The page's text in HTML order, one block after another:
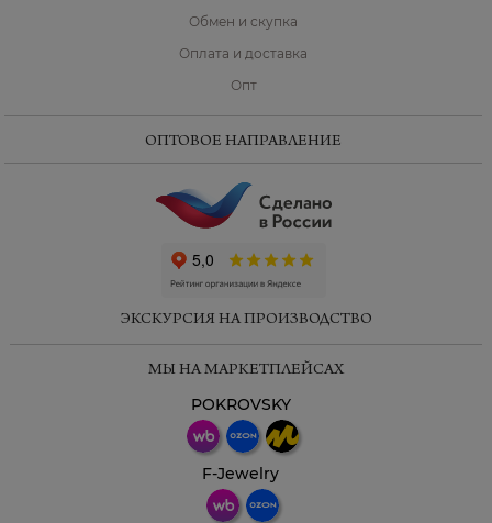
Обмен и скупка
Оплата и доставка
Опт
ОПТОВОЕ НАПРАВЛЕНИЕ
ЭКСКУРСИЯ НА ПРОИЗВОДСТВО
МЫ НА МАРКЕТПЛЕЙСАХ
POKROVSKY
F-Jewelry